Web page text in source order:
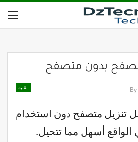
بدون متصفح
تقنية By
تنزيل متصفح دون استخدام
أسهل مما تتخيل.